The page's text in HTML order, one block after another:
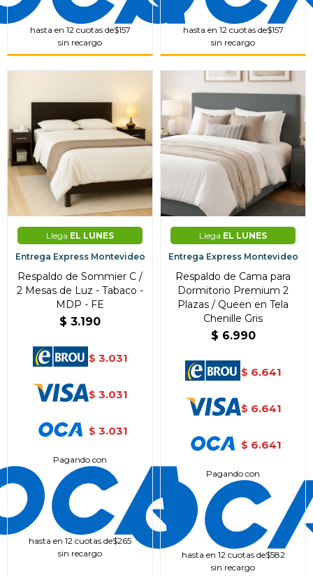
hasta en 12 cuotas de$157
sin recargo
hasta en 12 cuotas de$157
sin recargo
Llega EL LUNES
Entrega Express Montevideo
Respaldo de Sommier C /
2 Mesas de Luz - Tabaco -
MDP - FE
$ 3.190
$ 3.031
$ 3.031
$ 3.031
Pagando con
hasta en 12 cuotas de$265
sin recargo
Llega EL LUNES
Entrega Express Montevideo
Respaldo de Cama para
Dormitorio Premium 2
Plazas / Queen en Tela
Chenille Gris
$ 6.990
$ 6.641
$ 6.641
$ 6.641
Pagando con
hasta en 12 cuotas de$582
sin recargo